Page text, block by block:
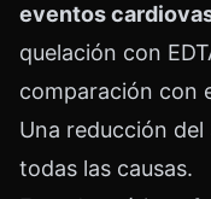
eventos
quelación con
comparación con
Una reducción
todas las causas.